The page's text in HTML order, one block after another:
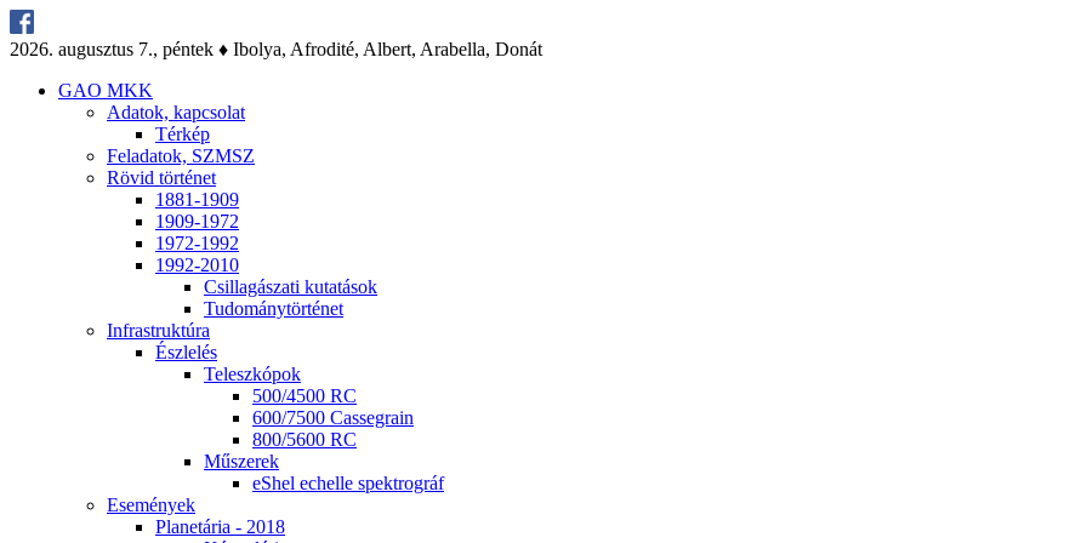
2026. au­gusz­tus 7., pén­tek ♦ Ibo­lya, Af­ro­di­té, Al­bert, Arab­el­la, Do­nát
GAO MKK
Ada­tok, kap­cso­lat
Tér­kép
Fel­ada­tok, SZMSZ
Rö­vid tör­té­net
1881-1909
1909-1972
1972-1992
1992-2010
Csil­la­gá­sza­ti ku­ta­tá­sok
Tu­do­mány­tör­té­net
Inf­ra­struk­tú­ra
Ész­le­lés
Te­lesz­kó­pok
500/4500 RC
600/7500 Cas­seg­ra­in
800/5600 RC
Mű­sze­rek
eS­hel echel­le spekt­ro­gráf
Ese­mé­nyek
Pla­ne­tá­ria - 2018